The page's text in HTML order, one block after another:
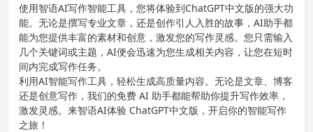
使用智语AI写作智能工具，您将体验到ChatGPT中文版的强大功
能。无论是撰写专业文章，还是创作引人入胜的故事，AI助手都
能为您提供丰富的素材和创意，激发您的写作灵感。您只需输入
几个关键词或主题，AI便会迅速为您生成相关内容，让您在短时
间内完成写作任务。
利用AI智能写作工具，轻松生成高质量内容。无论是文章、博客
还是创意写作，我们的免费 AI 助手都能帮助你提升写作效率，
激发灵感。来智语AI体验 ChatGPT中文版 ，开启你的智能写作
之旅！